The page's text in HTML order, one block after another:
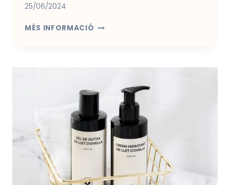
25/06/2024
MÉS INFORMACIÓ BENEFICIS
FAMILIARS
COM
PETITES
EXPLOTACIONS
PODEN
TRANSFORMAR
COMUNITATS